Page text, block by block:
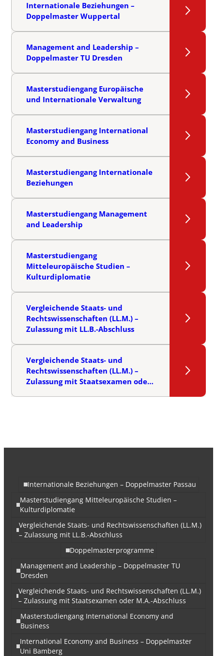
Internationale Beziehungen –
Doppelmaster Wuppertal
Management and Leadership –
Doppelmaster TU Dresden
Masterstudiengang Europäische
und Internationale Verwaltung
Masterstudiengang International
Economy and Business
Masterstudiengang Internationale
Beziehungen
Masterstudiengang Management
and Leadership
Masterstudiengang
Mitteleuropäische Studien –
Kulturdiplomatie
Vergleichende Staats- und
Rechtswissenschaften (LL.M.) –
Zulassung mit LL.B.-Abschluss
Vergleichende Staats- und
Rechtswissenschaften (LL.M.) –
Zulassung mit Staatsexamen oder
Internationale Beziehungen – Doppelmaster Passau
Masterstudiengang Mitteleuropäische Studien –
Kulturdiplomatie
Vergleichende Staats- und Rechtswissenschaften (LL.M.)
– Zulassung mit LL.B.-Abschluss
Doppelmasterprogramme
Management and Leadership – Doppelmaster TU
Dresden
Vergleichende Staats- und Rechtswissenschaften (LL.M.)
– Zulassung mit Staatsexamen oder M.A.-Abschluss
Masterstudiengang International Economy and
Business
International Economy and Business – Doppelmaster
Uni Bamberg